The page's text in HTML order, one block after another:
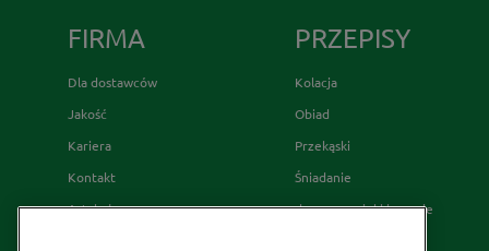
FIRMA
Dla dostawców
Jakość
Kariera
Kontakt
Artykuły
PRZEPISY
Kolacja
Obiad
Przekąski
Śniadanie
desery wypieki i napoje